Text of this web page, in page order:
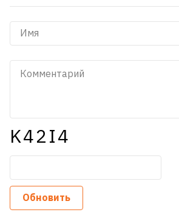
K42I4
Обновить